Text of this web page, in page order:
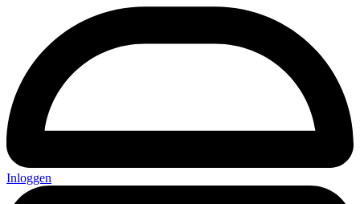
Inloggen